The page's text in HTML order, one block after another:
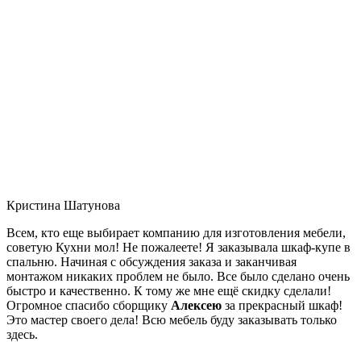
Кристина Шатунова
Всем, кто еще выбирает компанию для изготовления мебели,
советую Кухни мол! Не пожалеете! Я заказывала шкаф-купе в
спальню. Начиная с обсуждения заказа и заканчивая
монтажом никаких проблем не было. Все было сделано очень
быстро и качественно. К тому же мне ещё скидку сделали!
Огромное спасибо сборщику Алексею за прекрасный шкаф!
Это мастер своего дела! Всю мебель буду заказывать только
здесь.